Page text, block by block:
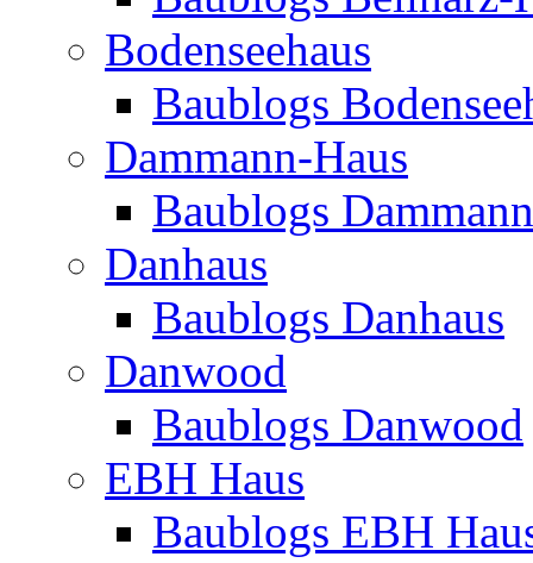
Bodenseehaus
Baublogs
Dammann-Haus
Baublogs
Danhaus
Baublogs Danhaus
Danwood
Baublogs Danwood
EBH Haus
Baublogs EBH